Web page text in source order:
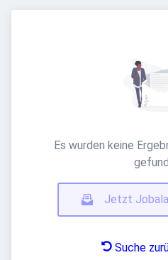
Es wurden keine
Jetzt
Suche